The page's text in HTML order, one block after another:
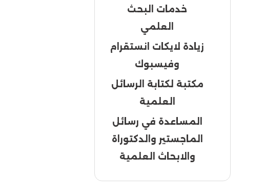
خدمات البحث
العلمي
زيادة لايكات انستقرام
وفيسبوك
مكتبة لكتابة الرسائل
العلمية
المساعدة في رسائل
الماجستير والدكتوراة
والابحاث العلمية